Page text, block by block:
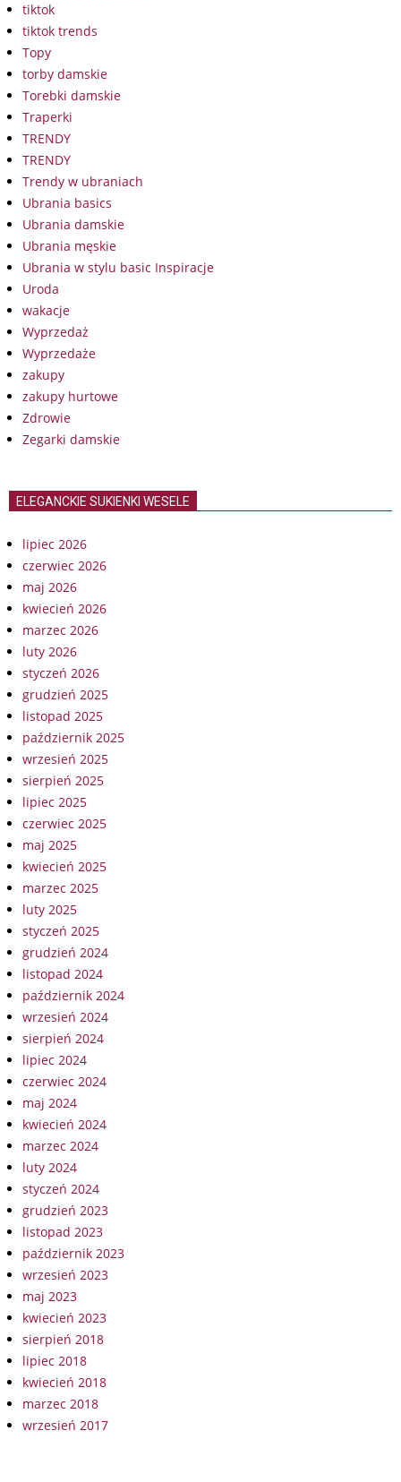
tiktok
tiktok trends
Topy
torby damskie
Torebki damskie
Traperki
TRENDY
TRENDY
Trendy w ubraniach
Ubrania basics
Ubrania damskie
Ubrania męskie
Ubrania w stylu basic Inspiracje
Uroda
wakacje
Wyprzedaż
Wyprzedaże
zakupy
zakupy hurtowe
Zdrowie
Zegarki damskie
ELEGANCKIE SUKIENKI WESELE
lipiec 2026
czerwiec 2026
maj 2026
kwiecień 2026
marzec 2026
luty 2026
styczeń 2026
grudzień 2025
listopad 2025
październik 2025
wrzesień 2025
sierpień 2025
lipiec 2025
czerwiec 2025
maj 2025
kwiecień 2025
marzec 2025
luty 2025
styczeń 2025
grudzień 2024
listopad 2024
październik 2024
wrzesień 2024
sierpień 2024
lipiec 2024
czerwiec 2024
maj 2024
kwiecień 2024
marzec 2024
luty 2024
styczeń 2024
grudzień 2023
listopad 2023
październik 2023
wrzesień 2023
maj 2023
kwiecień 2023
sierpień 2018
lipiec 2018
kwiecień 2018
marzec 2018
wrzesień 2017